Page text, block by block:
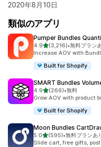
2020年8月10日
類似のアプリ
Pumper Bundles
4.95つ星中
(3,216)
合計レビュー数：3216件
•無料プラン
Increase AOV with
Built for Shopify
SMART Bundles
4.95つ星中
(266)
合計レビュー数：266件
•無料
Grow AOV with product
Built for Shopify
Moon Bundles
5.05つ星中
(595)
合計レビュー数：595件
•無料プランあ
Slide cart, free gifts,